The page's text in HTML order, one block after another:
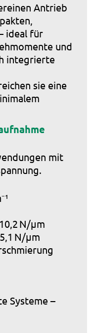
Antrieb
ideal für
und
integrierte
sie eine
mit
N/µm
N/µm
Systeme –